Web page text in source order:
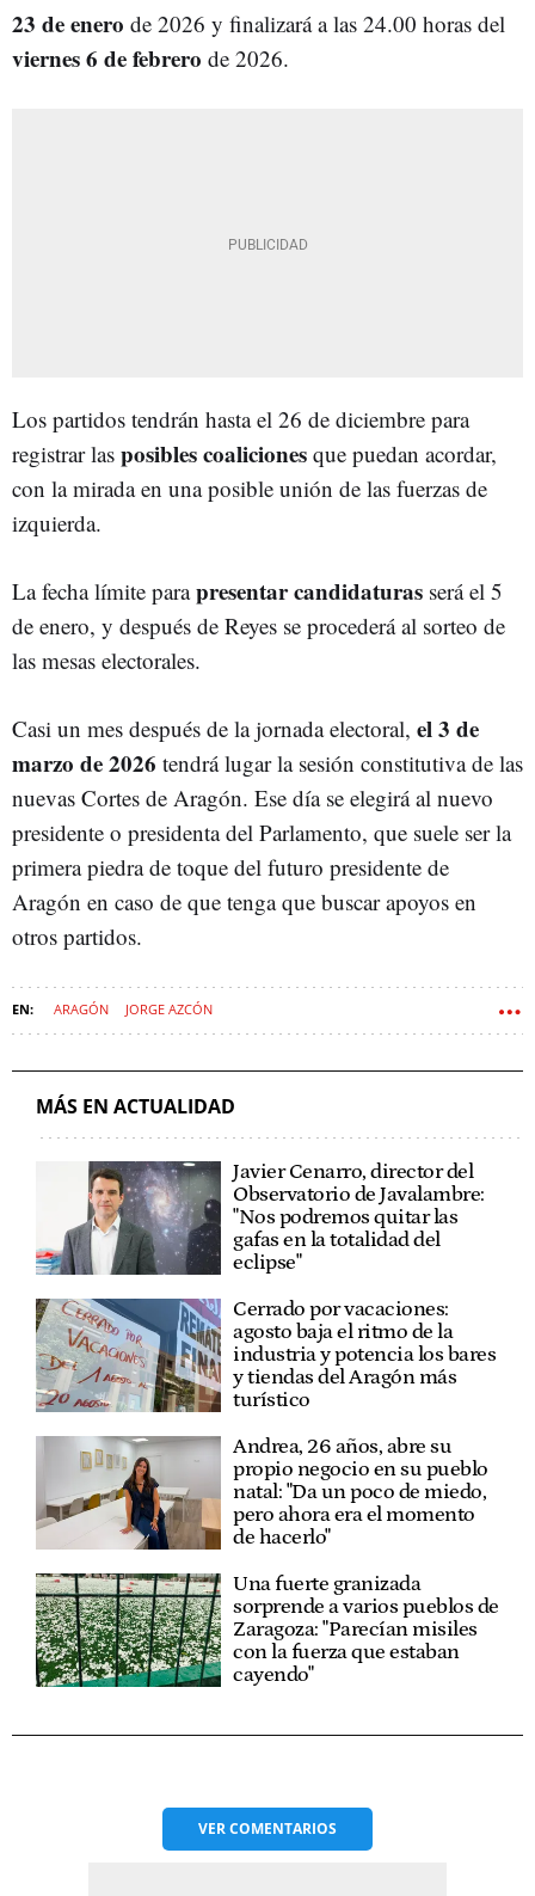
23 de enero de 2026 y finalizará a las 24.00 horas del
viernes 6 de febrero de 2026.
Los partidos tendrán hasta el 26 de diciembre para
registrar las posibles coaliciones que puedan acordar,
con la mirada en una posible unión de las fuerzas de
izquierda.
La fecha límite parapresentar candidaturas será el 5
de enero, y después de Reyes se procederá al sorteo de
las mesas electorales.
Casi un mes después de la jornada electoral, el 3 de
marzo de 2026 tendrá lugar la sesión constitutiva de las
nuevas Cortes de Aragón. Ese día se elegirá al nuevo
presidente o presidenta del Parlamento, que suele ser la
primera piedra de toque del futuro presidente de
Aragón en caso de que tenga que buscar apoyos en
otros partidos.
ARAGÓN JORGE AZCÓN
MÁS EN ACTUALIDAD
Javier Cenarro, director del
Observatorio de Javalambre:
"Nos podremos quitar las
gafas en la totalidad del
eclipse"
Cerrado por vacaciones:
agosto baja el ritmo de la
industria y potencia los bares
y tiendas del Aragón más
turístico
Andrea, 26 años, abre su
propio negocio en su pueblo
natal: "Da un poco de miedo,
pero ahora era el momento
de hacerlo"
Una fuerte granizada
sorprende a varios pueblos de
Zaragoza: "Parecían misiles
con la fuerza que estaban
cayendo"
VERCOMENTARIOS